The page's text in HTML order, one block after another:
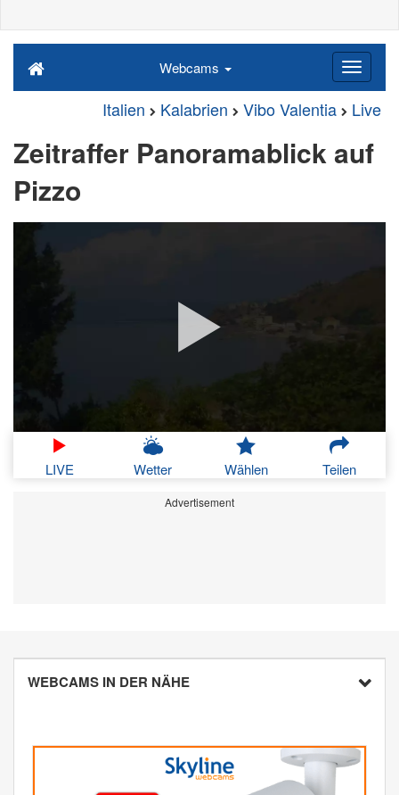
Webcams
Italien Kalabrien Vibo Valentia Live
Zeitraffer Panoramablick auf
Pizzo
LIVE Wetter Wählen Teilen
Advertisement
WEBCAMS IN DER NÄHE